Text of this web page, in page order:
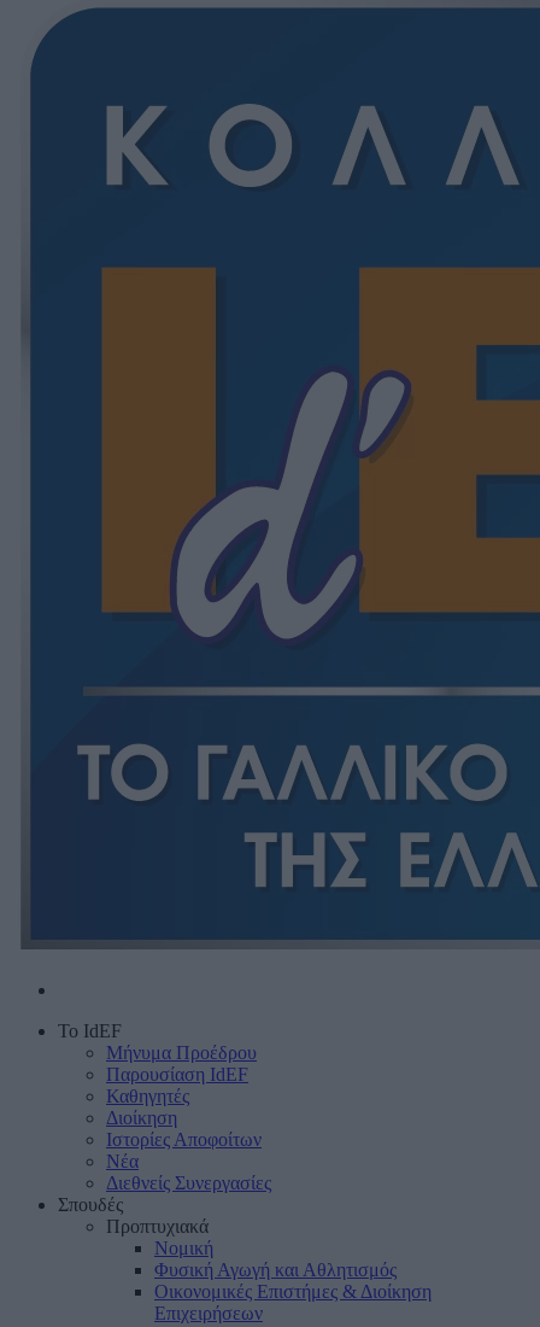
Το IdEF
Μήνυμα Προέδρου
Παρουσίαση IdEF
Καθηγητές
Διοίκηση
Ιστορίες Αποφοίτων
Νέα
Διεθνείς Συνεργασίες
Σπουδές
Προπτυχιακά
Νομική
Φυσική Αγωγή και Αθλητισμός
Οικονομικές Επιστήμες & Διοίκηση
Επιχειρήσεων